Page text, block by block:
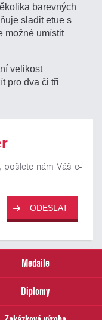
barevných
sladit etue s
možné umístit
velikost
pro dva či tři
nám Váš e-
ODESLAT
Medaile
Diplomy